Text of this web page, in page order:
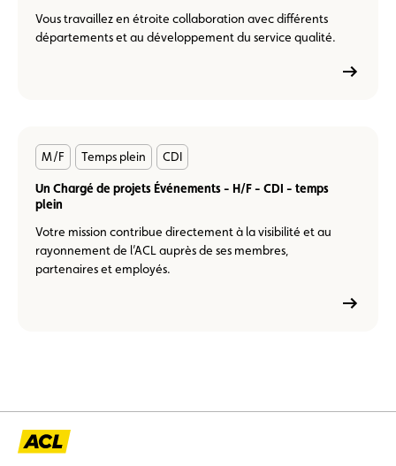
Vous travaillez en étroite collaboration avec différents
départements et au développement du service qualité.
M/F Temps plein CDI
Un Chargé de projets Événements - H/F - CDI - temps
plein
Votre mission contribue directement à la visibilité et au
rayonnement de l’ACL auprès de ses membres,
partenaires et employés.
savoir